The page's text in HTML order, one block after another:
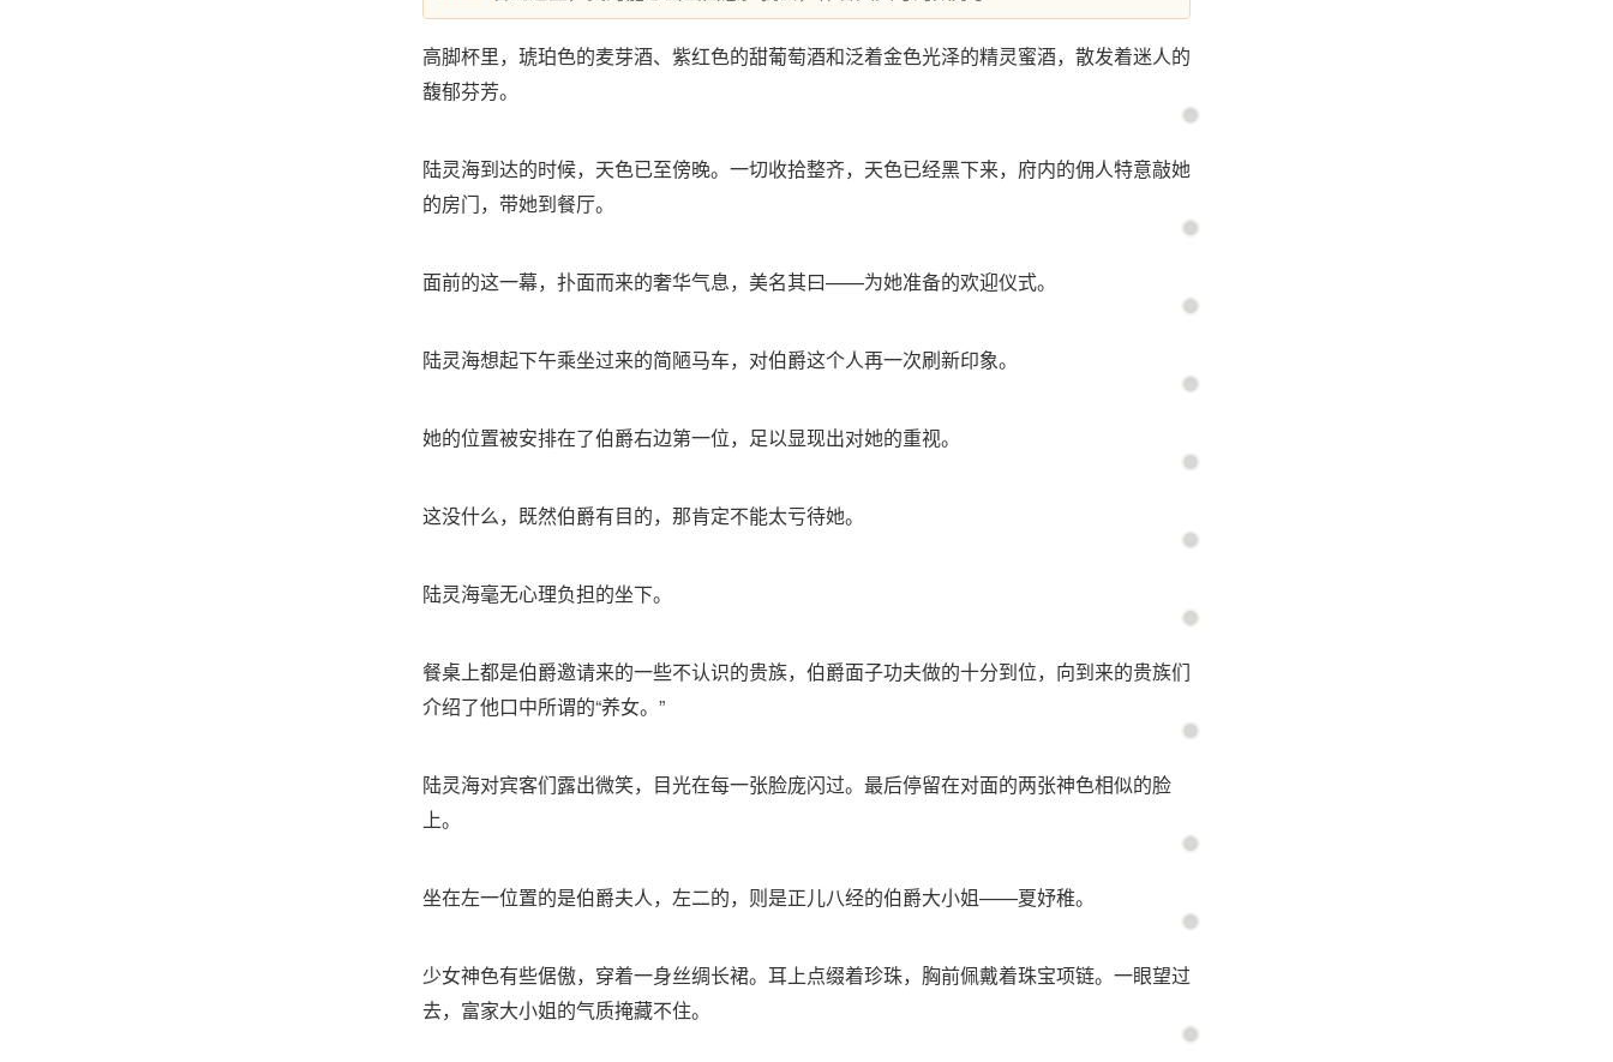
高脚杯里，琥珀色的麦芽酒、紫红色的甜葡萄酒和泛着金色光泽的精灵蜜酒，散发着迷人的
馥郁芬芳。
陆灵海到达的时候，天色已至傍晚。一切收拾整齐，天色已经黑下来，府内的佣人特意敲她
的房门，带她到餐厅。
面前的这一幕，扑面而来的奢华气息，美名其曰——为她准备的欢迎仪式。
陆灵海想起下午乘坐过来的简陋马车，对伯爵这个人再一次刷新印象。
她的位置被安排在了伯爵右边第一位，足以显现出对她的重视。
这没什么，既然伯爵有目的，那肯定不能太亏待她。
陆灵海毫无心理负担的坐下。
餐桌上都是伯爵邀请来的一些不认识的贵族，伯爵面子功夫做的十分到位，向到来的贵族们
介绍了他口中所谓的“养女。”
陆灵海对宾客们露出微笑，目光在每一张脸庞闪过。最后停留在对面的两张神色相似的脸
上。
坐在左一位置的是伯爵夫人，左二的，则是正儿八经的伯爵大小姐——夏妤稚。
少女神色有些倨傲，穿着一身丝绸长裙。耳上点缀着珍珠，胸前佩戴着珠宝项链。一眼望过
去，富家大小姐的气质掩藏不住。